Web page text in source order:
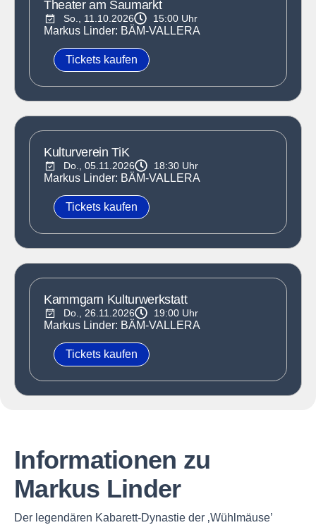
Theater am Saumarkt
So., 11.10.2026 15:00 Uhr
Markus Linder: BÄM-VALLERA
Tickets kaufen
Kulturverein TiK
Do., 05.11.2026 18:30 Uhr
Markus Linder: BÄM-VALLERA
Tickets kaufen
Kammgarn Kulturwerkstatt
Do., 26.11.2026 19:00 Uhr
Markus Linder: BÄM-VALLERA
Tickets kaufen
Informationen zu
Markus Linder
Der legendären Kabarett-Dynastie der ‚Wühlmäuse’